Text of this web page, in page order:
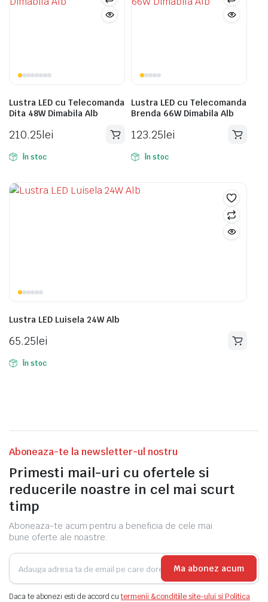
Lustra LED cu Telecomanda
Dita 48W Dimabila Alb
210.25lei
În stoc
Lustra LED cu Telecomanda
Brenda 66W Dimabila Alb
123.25lei
În stoc
Lustra LED Luisela 24W Alb
65.25lei
În stoc
Aboneaza-te la newsletter-ul nostru
Primesti mail-uri cu ofertele si
reducerile noastre in cel mai scurt
timp
Aboneaza-te acum pentru a beneficia de cele mai
bune oferte ale noastre.
Ma abonez acum
Daca te abonezi esti de accord cutermenii &conditiile site-ului si Politica